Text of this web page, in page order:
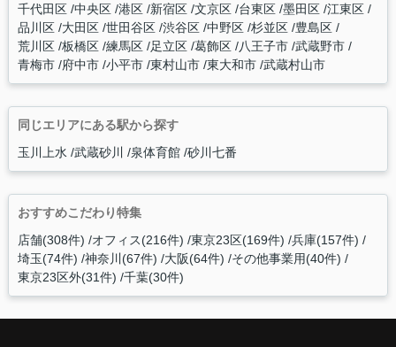
千代田区 中央区 港区 新宿区 文京区 台東区 墨田区 江東区
品川区 大田区 世田谷区 渋谷区 中野区 杉並区 豊島区
荒川区 板橋区 練馬区 足立区 葛飾区 八王子市 武蔵野市
青梅市 府中市 小平市 東村山市 東大和市 武蔵村山市
同じエリアにある駅から探す
玉川上水 武蔵砂川 泉体育館 砂川七番
おすすめこだわり特集
店舗(308件) オフィス(216件) 東京23区(169件) 兵庫(157件)
埼玉(74件) 神奈川(67件) 大阪(64件) その他事業用(40件)
東京23区外(31件) 千葉(30件)